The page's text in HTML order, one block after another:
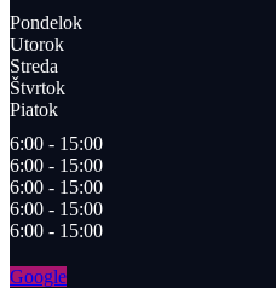
Pondelok
Utorok
Streda
Štvrtok
Piatok
6:00 - 15:00
6:00 - 15:00
6:00 - 15:00
6:00 - 15:00
6:00 - 15:00
Google